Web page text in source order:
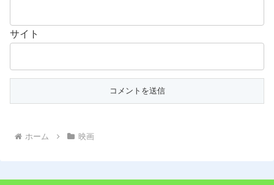
サイト
ホーム 映画